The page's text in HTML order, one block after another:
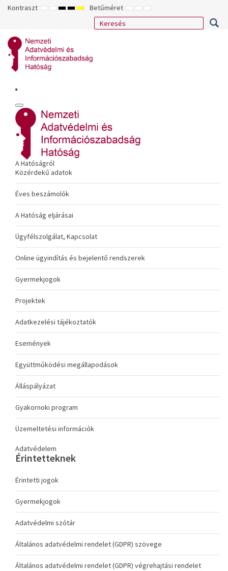
Kontraszt ALAPÉRTELMEZETT
ÉJSZAKAI
NAGY
KONTRASZTÚ
NAGY
KONTRASZTÚ
NAGY
KONTRASZTÚ
SÁRGA
FEKETE
Betűméret KISEBB
BETŰTÍPUS
ALAPÉRTELMEZETT
BETŰMÉRET
NAGYOBB
BETŰMÉRET
A Hatóságról
Közérdekű adatok
Éves beszámolók
A Hatóság eljárásai
Ügyfélszolgálat, Kapcsolat
Online ügyindítás és bejelentő rendszerek
Gyermekjogok
Projektek
Adatkezelési tájékoztatók
Események
Együttműködési megállapodások
Álláspályázat
Gyakornoki program
Üzemeltetési információk
Adatvédelem
Érintetteknek
Érintetti jogok
Gyermekjogok
Adatvédelmi szótár
Általános adatvédelmi rendelet (GDPR) szövege
Általános adatvédelmi rendelet (GDPR) végrehajtási rendelet